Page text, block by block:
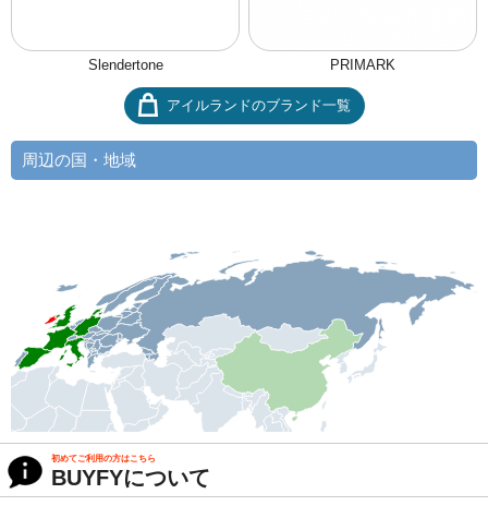
Slendertone PRIMARK
アイルランドのブランド一覧
周辺の国・地域
初めてご利用の方はこちら
BUYFYについて